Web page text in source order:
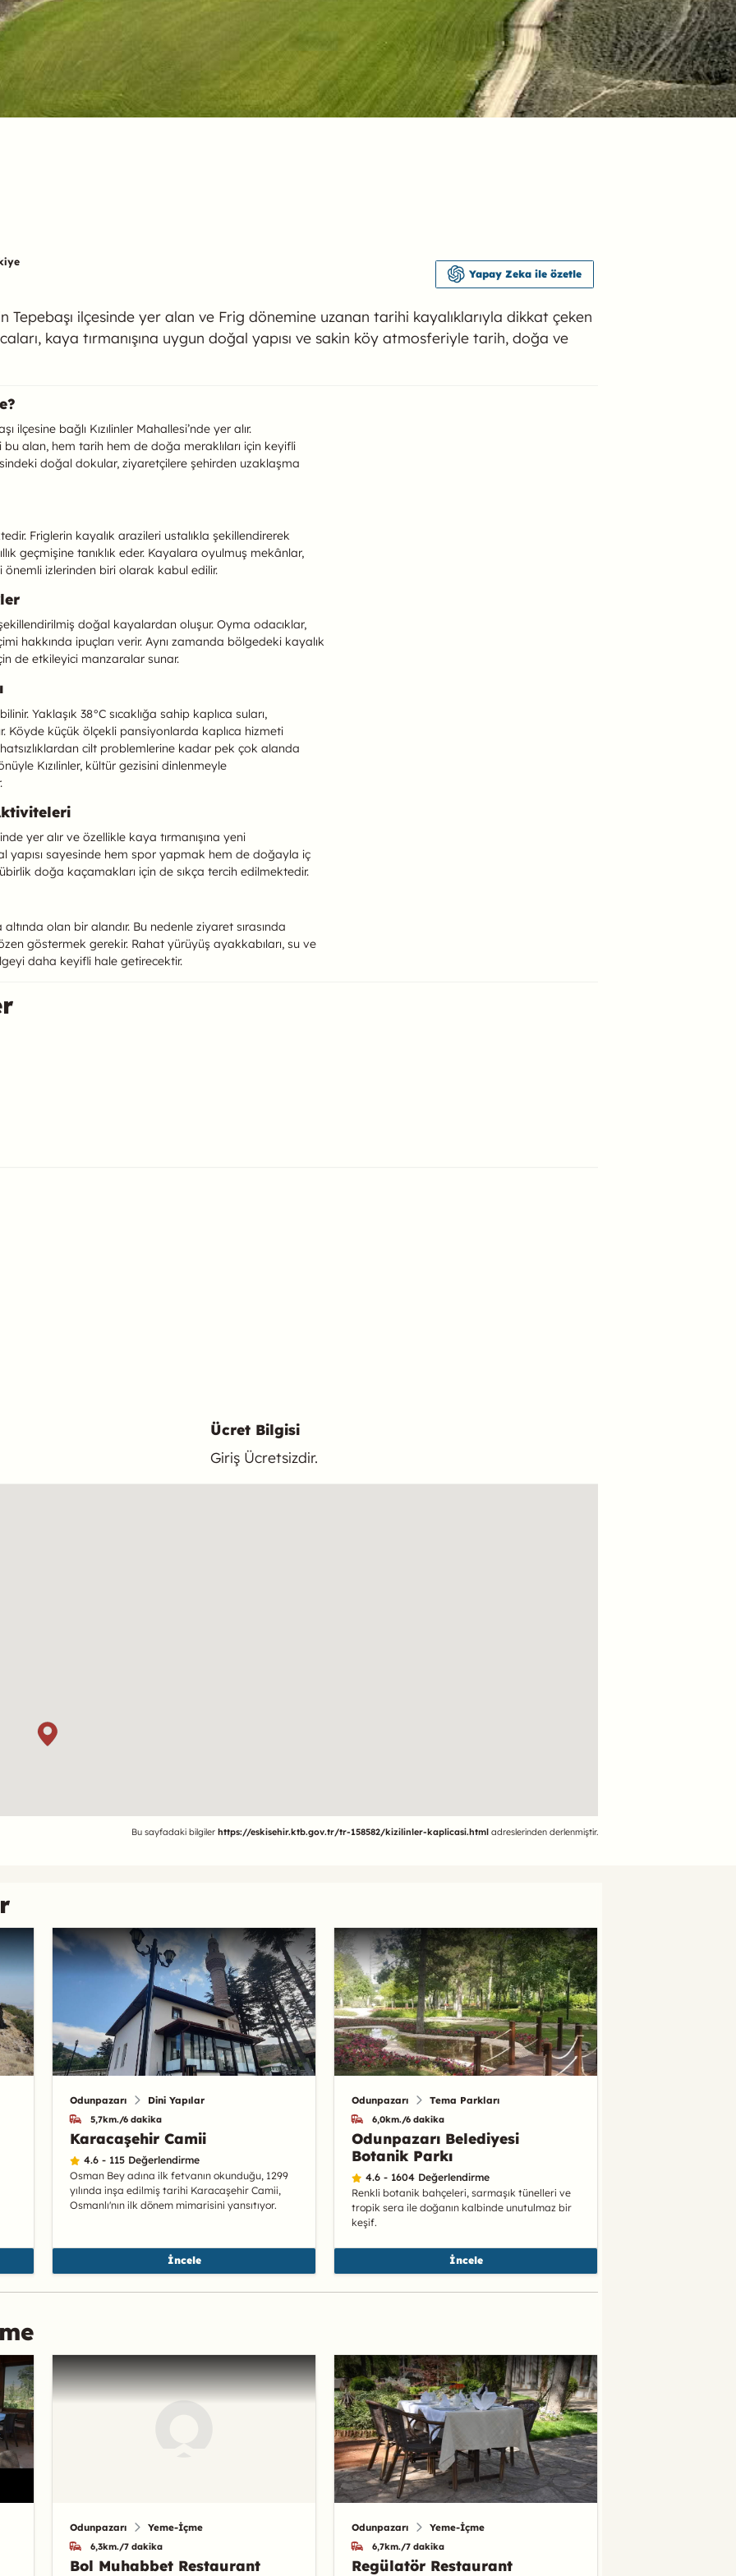
Tepebaşı ilçesinde yer alan ve Frig dönemine uzanan tarihi kayalıklarıyla dikkat çeken
kaya tırmanışına uygun doğal yapısı ve sakin köy atmosferiyle tarih, doğa ve
Yapay Zeka ile özetle
ilçesine bağlı Kızılinler Mahallesi’nde yer alır.
alan, hem tarih hem de doğa meraklıları için keyifli
doğal dokular, ziyaretçilere şehirden uzaklaşma
Friglerin kayalık arazileri ustalıkla şekillendirerek
geçmişine tanıklık eder. Kayalara oyulmuş mekânlar,
önemli izlerinden biri olarak kabul edilir.
doğal kayalardan oluşur. Oyma odacıklar,
hakkında ipuçları verir. Aynı zamanda bölgedeki kayalık
de etkileyici manzaralar sunar.
Yaklaşık 38°C sıcaklığa sahip kaplıca suları,
Köyde küçük ölçekli pansiyonlarda kaplıca hizmeti
cilt problemlerine kadar pek çok alanda
Kızılinler, kültür gezisini dinlenmeyle
yer alır ve özellikle kaya tırmanışına yeni
yapısı sayesinde hem spor yapmak hem de doğayla iç
doğa kaçamakları için de sıkça tercih edilmektedir.
olan bir alandır. Bu nedenle ziyaret sırasında
göstermek gerekir. Rahat yürüyüş ayakkabıları, su ve
daha keyifli hale getirecektir.
Ücret Bilgisi
Giriş Ücretsizdir.
Bu sayfadaki bilgiler https://eskisehir.ktb.gov.tr/tr-158582/kizilinler-kaplicasi.html adreslerinden derlenmiştir.
Odunpazarı Dini Yapılar
5,7km./6 dakika
Karacaşehir Camii
4.6 - 115 Değerlendirme
Osman Bey adına ilk fetvanın okunduğu, 1299
yılında inşa edilmiş tarihi Karacaşehir Camii,
Osmanlı'nın ilk dönem mimarisini yansıtıyor.
İncele
Odunpazarı Tema Parkları
6,0km./6 dakika
Odunpazarı Belediyesi
Botanik Parkı
4.6 - 1604 Değerlendirme
Renkli botanik bahçeleri, sarmaşık tünelleri ve
tropik sera ile doğanın kalbinde unutulmaz bir
keşif.
İncele
Odunpazarı Yeme-İçme
6,3km./7 dakika
Bol Muhabbet Restaurant
Odunpazarı Yeme-İçme
6,7km./7 dakika
Regülatör Restaurant